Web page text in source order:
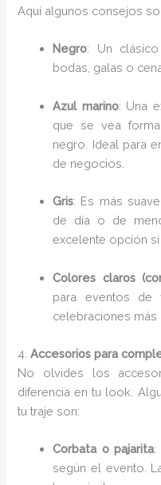
Aquí algunos consejos
Negro: Un
bodas, galas o
Azul marino: Una
que se vea
negro. Ideal para
de negocios.
Gris: Es más
de día o de
excelente opción
Colores claros
para eventos
celebraciones más
4.Accesorios para
No olvides los
diferencia en tu look.
tu traje son:
Corbata o pajarita:
según el evento.